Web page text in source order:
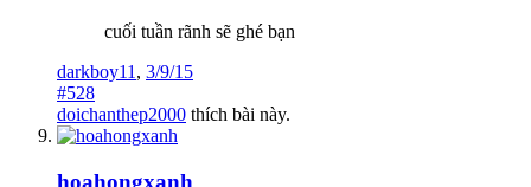
cuối tuần rãnh sẽ ghé bạn
darkboy11 , 3/9/15
#528
doichanthep2000 thích bài này.
hoahongxanh